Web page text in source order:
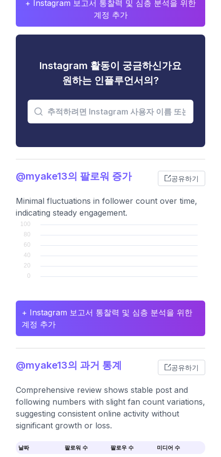
+ Instagram 보고서 통찰력 및 심층 분석을 위한
계정 추가
Instagram 활동이 궁금하신가요
원하는 인플루언서의?
@myake13의 팔로워 증가 공유하기
Minimal fluctuations in follower count over time,
indicating steady engagement.
+ Instagram 보고서 통찰력 및 심층 분석을 위한
계정 추가
@myake13의 과거 통계 공유하기
Comprehensive review shows stable post and
following numbers with slight fan count variations,
suggesting consistent online activity without
significant growth or loss.
날짜 팔로워 수 팔로우 수 미디어 수